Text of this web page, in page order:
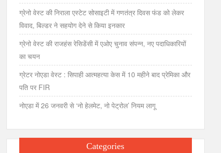
ग्रेनो वेस्ट की निराला एस्टेट सोसाइटी में गणतंत्र दिवस फंड को लेकर
विवाद, बिल्डर ने सहयोग देने से किया इनकार
ग्रेनो वेस्ट की राजहंस रेसिडेंसी में एओए चुनाव संपन्न, नए पदाधिकारियों
का चयन
ग्रेटर नोएडा वेस्ट : सिपाही आत्महत्या केस में 10 महीने बाद प्रेमिका और
पति पर FIR
नोएडा में 26 जनवरी से ‘नो हेलमेट, नो पेट्रोल’ नियम लागू
Categories